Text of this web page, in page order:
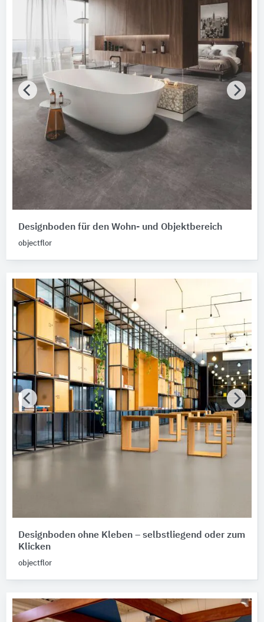
Designboden für den Wohn- und Objektbereich
objectflor
Designboden ohne Kleben – selbstliegend oder zum
Klicken
objectflor